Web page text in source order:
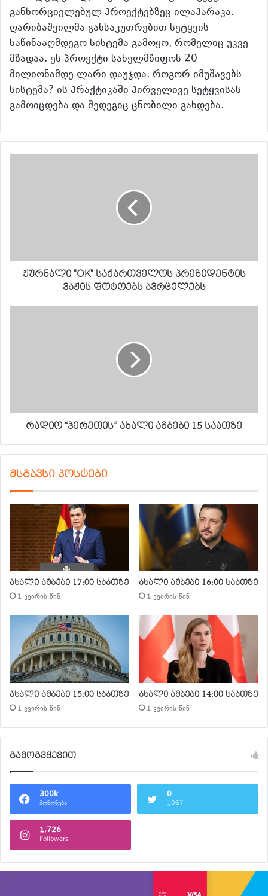
განხორციელებულ პროექტებზეც ილაპარაკა.
ღარიბაშვილმა განსაკუთრებით სეტყვის
საწინააღმდეგო სისტემა გამოყო, რომელიც უკვე
მზადაა. ეს პროექტი სახელმწიფოს 20
მილიონამდე ლარი დაუჯდა. როგორ იმუშავებს
სისტემა? ის პრაქტიკაში პირველივე სეტყვისას
გამოიცდება და შედეგიც ცნობილი გახდება.
ჟურნალი "OK" საქართველოს პრეზიდენტის
ვაჟის ფოტოებს ავრცელებს
რადიო “ჰერეთის” ახალი ამბები 15 საათზე
მსგავსი პოსტები
ახალი ამბები 17:00 საათზე
1 კვირის წინ
ახალი ამბები 16:00 საათზე
1 კვირის წინ
ახალი ამბები 15:00 საათზე
1 კვირის წინ
ახალი ამბები 14:00 საათზე
1 კვირის წინ
გამოგვყევით
300k
მოწონება
0
1067
1,726
Followers